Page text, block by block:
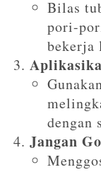
Bilas
pori-
bekerja
dengan
Jangan